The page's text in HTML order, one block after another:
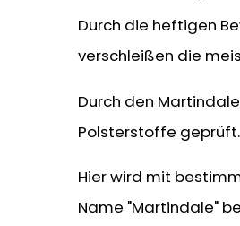
Durch die heftigen
verschleißen die
Durch den
Polsterstoffe geprüft.
Hier wird mit
Name "Martindale"